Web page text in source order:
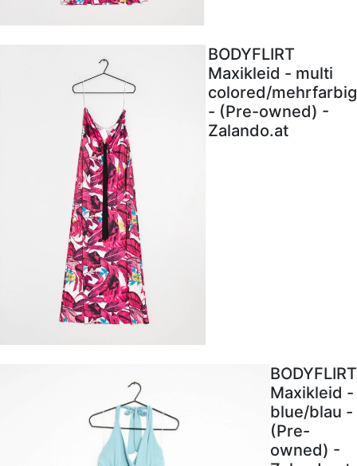
BODYFLIRT
Maxikleid - multi
colored/mehrfarbig
- (Pre-owned) -
Zalando.at
BODYFLIRT
Maxikleid -
blue/blau -
(Pre-
owned) -